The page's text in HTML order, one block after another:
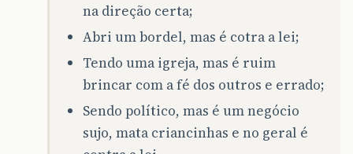
na direção certa;
Abri um bordel, mas é cotra a lei;
Tendo uma igreja, mas é ruim
brincar com a fé dos outros e errado;
Sendo político, mas é um negócio
sujo, mata criancinhas e no geral é